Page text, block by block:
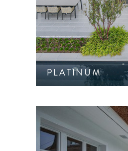
PLATINUM
Feine,